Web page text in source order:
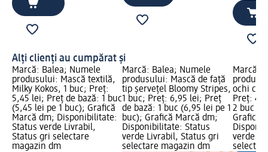
Alți clienți au cumpărat și
Marcă: Balea; Numele
produsului: Mască textilă,
Milky Kokos, 1 buc; Preț:
5,45 lei; Preț de bază: 1 buc
(5,45 lei pe 1 buc); Grafică
Marcă dm; Disponibilitate:
Status verde Livrabil,
Status gri selectare
magazin dm
Marcă: Balea; Numele
produsului: Mască de față
tip șervețel Bloomy Stripes,
1 buc; Preț: 6,95 lei; Preț
de bază: 1 buc (6,95 lei pe 1
buc); Grafică Marcă dm;
Disponibilitate: Status
verde Livrabil, Status gri
selectare magazin dm
Marcă:
ochi cu
Preț:
2 buc
Grafică
verde